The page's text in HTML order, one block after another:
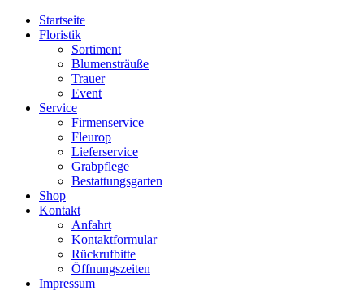
Startseite
Floristik
Sortiment
Blumensträuße
Trauer
Event
Service
Firmenservice
Fleurop
Lieferservice
Grabpflege
Bestattungsgarten
Shop
Kontakt
Anfahrt
Kontaktformular
Rückrufbitte
Öffnungszeiten
Impressum